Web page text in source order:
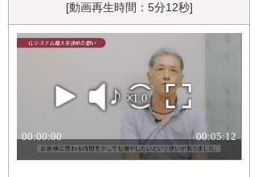
[動画再生時間：5分12秒]